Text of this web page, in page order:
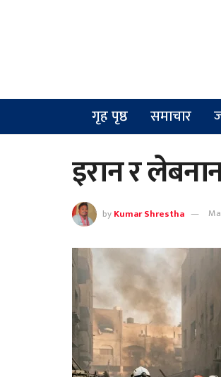
गृह पृष्ठ समाचार
इरान र
byKumar Shrestha